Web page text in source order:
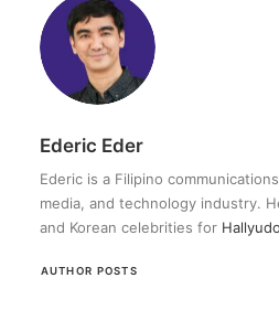
Ederic Eder
Ederic is a Filipino
media, and technology industry.
and Korean celebrities for
AUTHOR POSTS